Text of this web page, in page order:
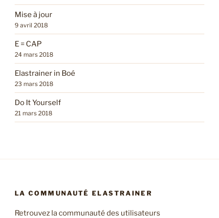
Mise à jour
9 avril 2018
E = CAP
24 mars 2018
Elastrainer in Boé
23 mars 2018
Do It Yourself
21 mars 2018
LA COMMUNAUTÉ ELASTRAINER
Retrouvez la communauté des utilisateurs